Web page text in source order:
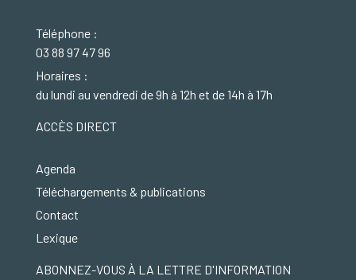
Téléphone :
03 88 97 47 96
Horaires :
du lundi au vendredi de 9h à 12h et de 14h à 17h
ACCÈS DIRECT
Agenda
Téléchargements & publications
Contact
Lexique
ABONNEZ-VOUS À LA LETTRE D'INFORMATION